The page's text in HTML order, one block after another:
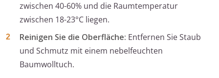
zwischen 40-60% und die Raumtemperatur
zwischen 18-23°C liegen.
Reinigen Sie die Oberfläche: Entfernen Sie Staub
und Schmutz mit einem nebelfeuchten
Baumwolltuch.